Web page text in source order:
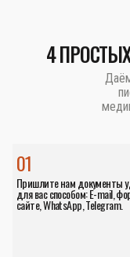
4
01
Пришлите нам документы
для вас способом: E-mail,
сайте, WhatsApp, Telegram.